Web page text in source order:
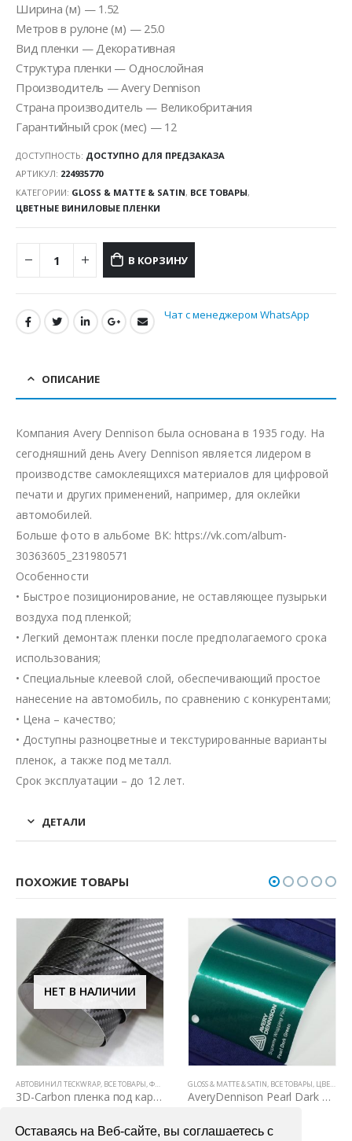
Оставаясь на Веб-сайте, вы соглашаетесь с
Ширина (м) — 1.52
Метров в рулоне (м) — 25.0
Вид пленки — Декоративная
Структура пленки — Однослойная
Производитель — Avery Dennison
Страна производитель — Великобритания
Гарантийный срок (мес) — 12
ДОСТУПНОСТЬ: ДОСТУПНО ДЛЯ ПРЕДЗАКАЗА
АРТИКУЛ: 224935770
КАТЕГОРИИ: GLOSS & MATTE & SATIN, ВСЕ ТОВАРЫ,
ЦВЕТНЫЕ ВИНИЛОВЫЕ ПЛЕНКИ
В КОРЗИНУ
Чат с менеджером WhatsApp
ОПИСАНИЕ
Компания Avery Dennison была основана в 1935 году. На
сегодняшний день Avery Dennison является лидером в
производстве самоклеящихся материалов для цифровой
печати и других применений, например, для оклейки
автомобилей.
Больше фото в альбоме ВК: https://vk.com/album-
30363605_231980571
Особенности
• Быстрое позиционирование, не оставляющее пузырьки
воздуха под пленкой;
• Легкий демонтаж пленки после предполагаемого срока
использования;
• Специальные клеевой слой, обеспечивающий простое
нанесение на автомобиль, по сравнению с конкурентами;
• Цена – качество;
• Доступны разноцветные и текстурированные варианты
пленок, а также под металл.
Срок эксплуатации – до 12 лет.
ДЕТАЛИ
ПОХОЖИЕ ТОВАРЫ
АВТОВИНИЛ KPMF (АНГЛИЯ),8 SERIES
НЕТ В НАЛИЧИИ
АВТОВИНИЛ TECKWRAP, ВСЕ ТОВАРЫ,ФАКТУРНЫЕ ПЛЕНКИ (КАРБОН, КАМУФЛЯЖ, ЦАРАПАННЫЙ МЕТАЛЛ)
3D-Carbon пленка под карбон
GLOSS & MATTE & SATIN, ВСЕ ТОВАРЫ, ЦВЕТНЫЕ ВИНИЛОВЫЕ ПЛЕНКИ
AveryDennison Pearl Dark Green (темно-зеленый перламутр)